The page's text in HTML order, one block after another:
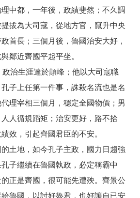
中都，一年後，政績斐然；不久調
拔為大司寇，從地方官，竄升中央
首長；三個月後，魯國治安大好，
鄰近齊國平起平坐。
政治生涯達於顛峰；他以大司寇職
子上任第一件事，誅殺名流也是名
理宰相三個月，穩定全國物價；男
人循規蹈矩；治安更好，路不拾
效，引起齊國君臣的不安。
土地，如今孔子主政，國力日趨強
子繼續在魯國執政，必定稱霸中
正是齊國，很可能先遭殃。齊景公
魯國，以討好魯君，也好讓自已安